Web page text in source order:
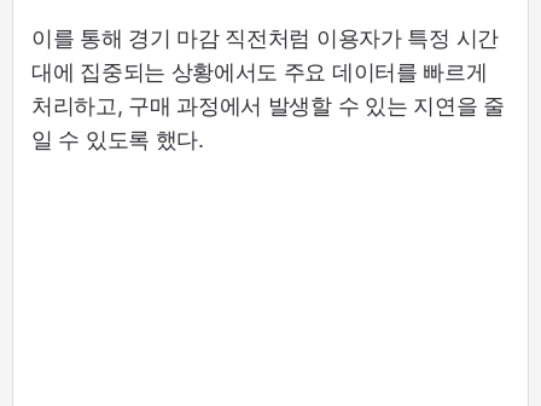
이를 통해 경기 마감 직전처럼 이용자가 특정 시간
대에 집중되는 상황에서도 주요 데이터를 빠르게
처리하고, 구매 과정에서 발생할 수 있는 지연을 줄
일 수 있도록 했다.